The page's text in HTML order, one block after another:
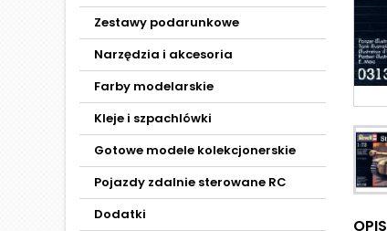
Zestawy podarunkowe
Narzędzia i akcesoria
Farby modelarskie
Kleje i szpachlówki
Gotowe modele kolekcjonerskie
Pojazdy zdalnie sterowane RC
Dodatki
OPIS